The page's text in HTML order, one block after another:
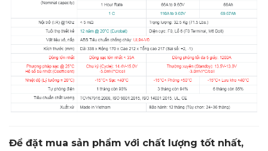
Để đặt mua sản phẩm với chất lượng tốt nhất,